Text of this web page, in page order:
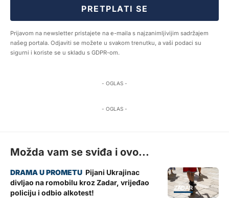
PRETPLATI SE
Prijavom na newsletter pristajete na e-maila s najzanimljivijim sadržajem
našeg portala. Odjaviti se možete u svakom trenutku, a vaši podaci su
sigurni i koriste se u skladu s GDPR-om.
- OGLAS -
- OGLAS -
Možda vam se sviđa i ovo...
ZADAR
Pijani Ukrajinac
divljao na romobilu kroz Zadar, vrijeđao
policiju i odbio alkotest!